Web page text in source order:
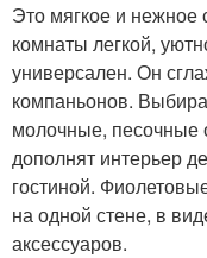
Это мягкое и нежное
комнаты легкой,
универсален. Он
компаньонов.
молочные, песочные
дополнят интерьер
гостиной.
на одной стене, в
аксессуаров.